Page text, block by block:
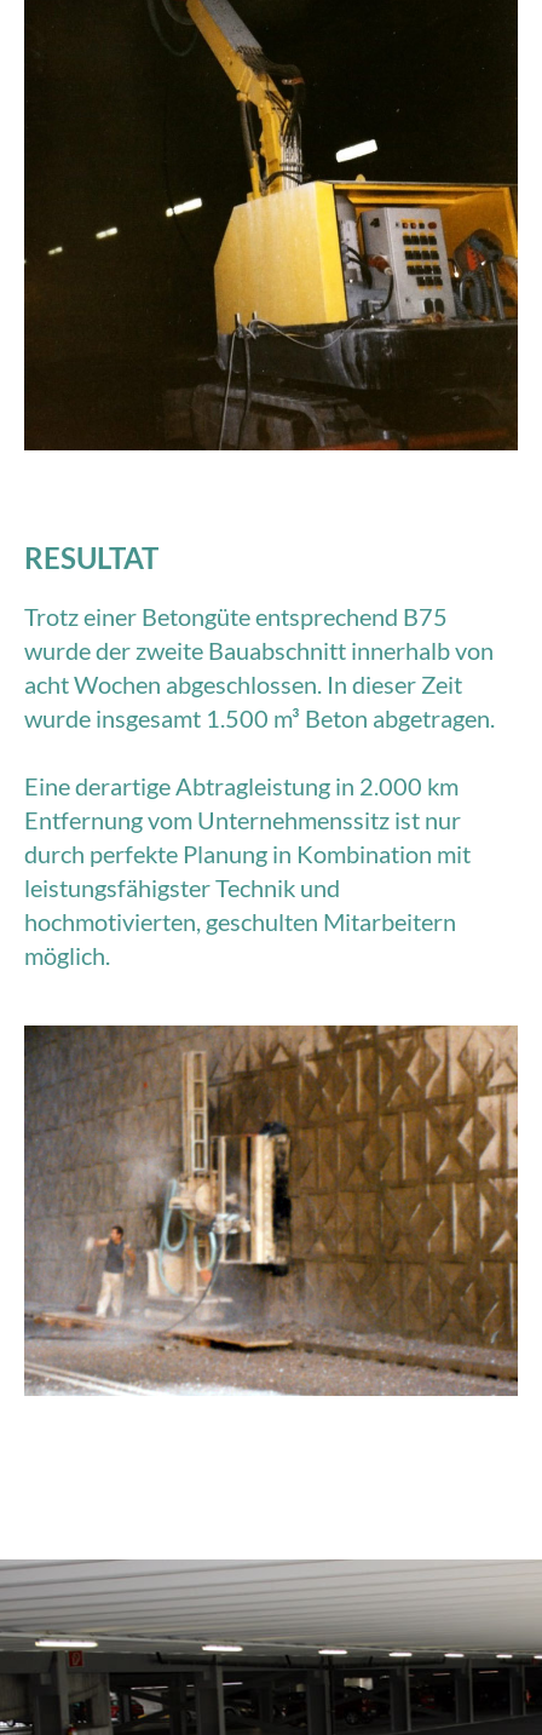
RESULTAT
Trotz einer Betongüte entsprechend B75
wurde der zweite Bauabschnitt innerhalb von
acht Wochen abgeschlossen. In dieser Zeit
wurde insgesamt 1.500 m³ Beton abgetragen.
Eine derartige Abtragleistung in 2.000 km
Entfernung vom Unternehmenssitz ist nur
durch perfekte Planung in Kombination mit
leistungsfähigster Technik und
hochmotivierten, geschulten Mitarbeitern
möglich.